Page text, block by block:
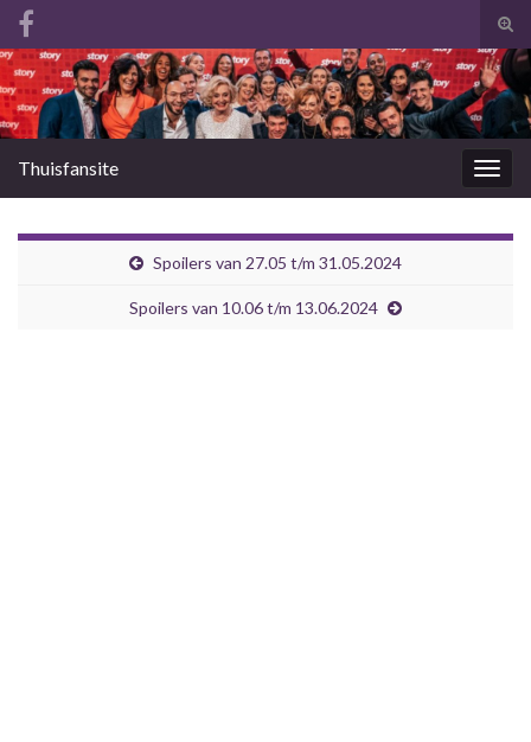
Search for:
Thuisfansite
Spoilers van 27.05 t/m 31.05.2024
Spoilers van 10.06 t/m 13.06.2024